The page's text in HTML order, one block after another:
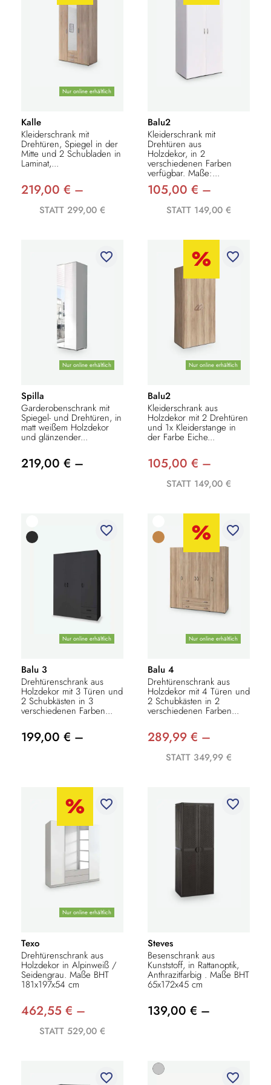
Nur online erhältlich
Kalle
Kleiderschrank mit
Drehtüren, Spiegel in der
Mitte und 2 Schubladen in
Laminat,...
219,00 € –
STATT 299,00 €
Balu2
Kleiderschrank mit
Drehtüren aus
Holzdekor, in 2
verschiedenen Farben
verfügbar. Maße:...
105,00 € –
STATT 149,00 €
Nur online erhältlich
favorite_border
Spilla
Garderobenschrank mit
Spiegel- und Drehtüren, in
matt weißem Holzdekor
und glänzender...
219,00 € –
Nur online erhältlich
favorite_border
Balu2
Kleiderschrank aus
Holzdekor mit 2 Drehtüren
und 1x Kleiderstange in
der Farbe Eiche...
105,00 € –
STATT 149,00 €
Nur online erhältlich
favorite_border
Balu 3
Drehtürenschrank aus
Holzdekor mit 3 Türen und
2 Schubkästen in 3
verschiedenen Farben...
199,00 € –
Nur online erhältlich
favorite_border
Balu 4
Drehtürenschrank aus
Holzdekor mit 4 Türen und
2 Schubkästen in 2
verschiedenen Farben...
289,99 € –
STATT 349,99 €
Nur online erhältlich
favorite_border
Texo
Drehtürenschrank aus
Holzdekor in Alpinweiß /
Seidengrau. Maße BHT
181x197x54 cm
462,55 € –
STATT 529,00 €
favorite_border
Steves
Besenschrank aus
Kunststoff, in Rattanoptik,
Anthrazitfarbig . Maße BHT
65x172x45 cm
139,00 € –
favorite_border favorite_border